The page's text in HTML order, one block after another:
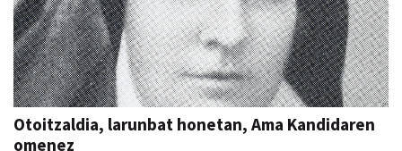
Otoitzaldia, larunbat honetan, Ama Kandidaren
omenez